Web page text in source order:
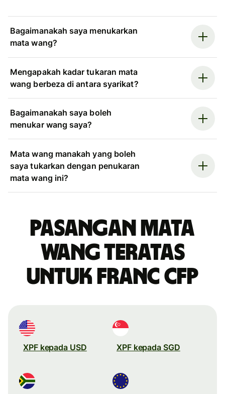
Bagaimanakah saya menukarkan
mata wang?
Mengapakah kadar tukaran mata
wang berbeza di antara syarikat?
Bagaimanakah saya boleh
menukar wang saya?
Mata wang manakah yang boleh
saya tukarkan dengan penukaran
mata wang ini?
Pasangan mata
wang teratas
untuk franc CFP
XPF kepada USD XPF kepada SGD